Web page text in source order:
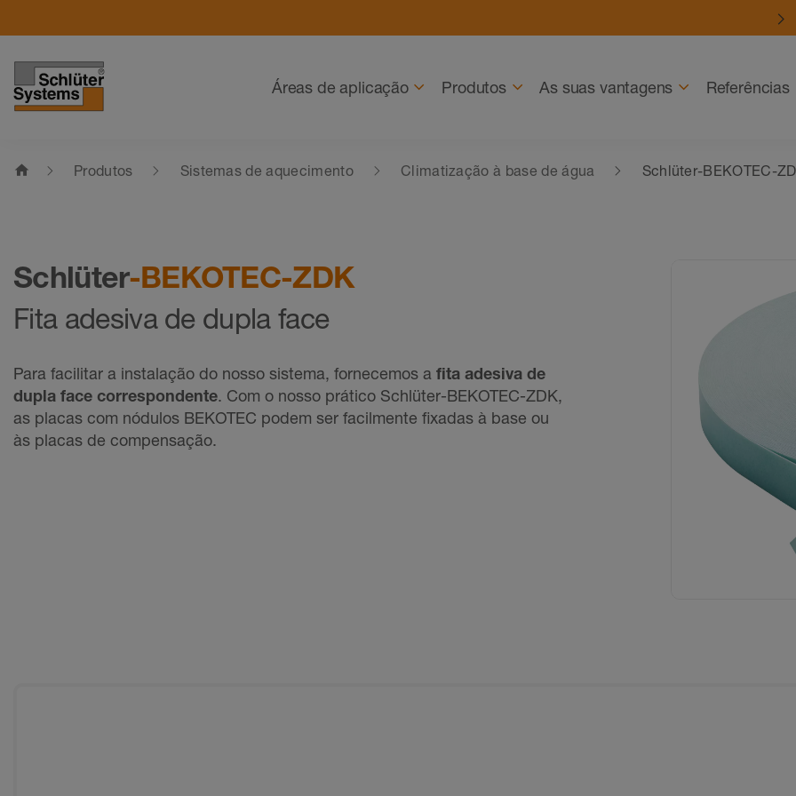
Áreas de aplicação Produtos As suas vantagens Referências
home Produtos Sistemas de aquecimento Climatização à base de água Schlüter-BEKOTEC-
Schlüter-BEKOTEC-ZDK
Fita adesiva de dupla face
Para facilitar a instalação do nosso sistema, fornecemos a fita adesiva de
dupla face correspondente. Com o nosso prático Schlüter-BEKOTEC-ZDK,
as placas com nódulos BEKOTEC podem ser facilmente fixadas à base ou
às placas de compensação.